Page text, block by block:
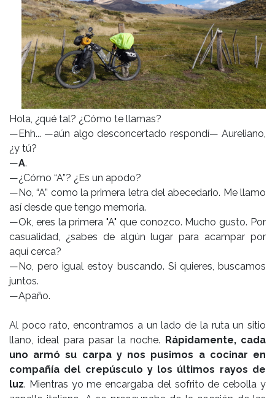
Hola, ¿qué tal? ¿Cómo te llamas?
—Ehh... —aún algo desconcertado respondí— Aureliano,
¿y tú?
—A.
—¿Cómo “A”? ¿Es un apodo?
—No, “A” como la primera letra del abecedario. Me llamo
así desde que tengo memoria.
—Ok, eres la primera "A" que conozco. Mucho gusto. Por
casualidad, ¿sabes de algún lugar para acampar por
aquí cerca?
—No, pero igual estoy buscando. Si quieres, buscamos
juntos.
—Apaño.
Al poco rato, encontramos a un lado de la ruta un sitio
llano, ideal para pasar la noche. Rápidamente, cada
uno armó su carpa y nos pusimos a cocinar en
compañía del crepúsculo y los últimos rayos de
luz. Mientras yo me encargaba del sofrito de cebolla y